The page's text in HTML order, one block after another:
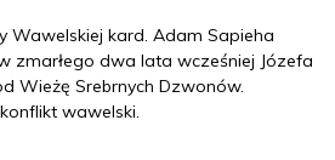
Wawelskiej kard. Adam Sapieha
zmarłego dwa lata wcześniej Józefa
Wieżę Srebrnych Dzwonów.
wawelski.